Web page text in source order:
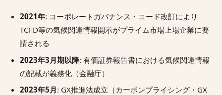
2021年: コーポレートガバナンス・コード改訂により
TCFD等の気候関連情報開示がプライム市場上場企業に要
請される
2023年3月期以降: 有価証券報告書における気候関連情報
の記載が義務化（金融庁）
2023年5月: GX推進法成立（カーボンプライシング・GX